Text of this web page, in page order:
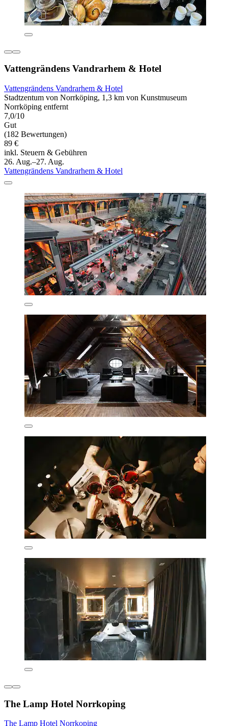
Vattengrändens Vandrarhem & Hotel
Vattengrändens Vandrarhem & Hotel
Stadtzentum von Norrköping, 1,3 km von Kunstmuseum
Norrköping entfernt
7,0/10
Gut
(182 Bewertungen)
89 €
inkl. Steuern & Gebühren
26. Aug.–27. Aug.
Vattengrändens Vandrarhem & Hotel
The Lamp Hotel Norrkoping
The Lamp Hotel Norrkoping